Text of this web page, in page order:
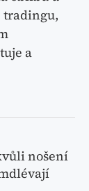
tradingu,
a
nošení